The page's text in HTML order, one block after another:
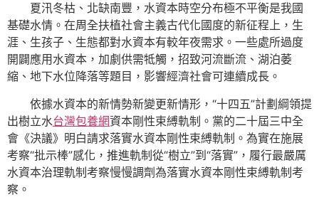
夏汛冬枯、北缺南豐，水資本時空分布極不平衡是我國
基礎水情。在周全扶植社會主義古代化國度的新征程上，生
涯、生孩子、生態都對水資本有較年夜需求。一些處所過度
開闢應用水資本，加劇供需牴觸，招致河流斷流、湖泊萎
縮、地下水位降落等題目，影響經濟社會可連續成長。
依據水資本的新情勢新變更新情形，“十四五”計劃綱領提
出樹立水台灣包養網資本剛性束縛軌制。黨的二十屆三中全
會《決議》明白請求落實水資本剛性束縛軌制。為實在施展
考察“批示棒”感化，推進軌制從“樹立”到“落實”，履行最嚴厲
水資本治理軌制考察慢慢調劑為落實水資本剛性束縛軌制考
察。